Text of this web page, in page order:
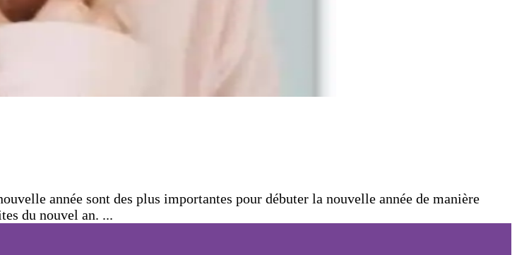
année sont des plus importantes pour débuter la nouvelle année de manière
du nouvel an. ...